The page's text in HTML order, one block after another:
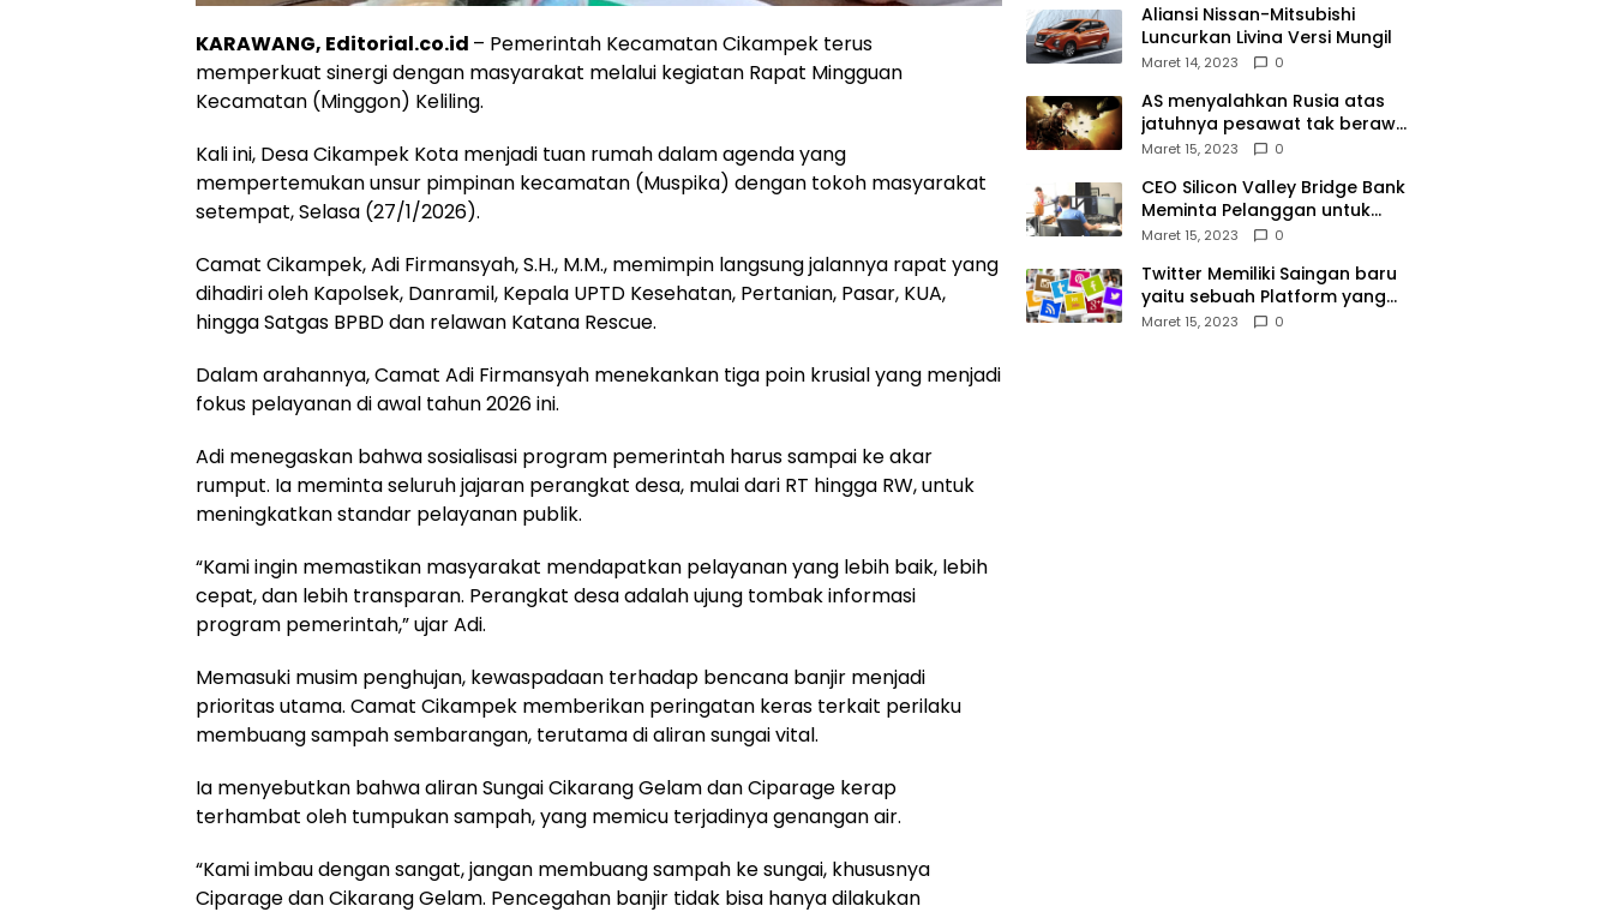
KARAWANG, Editorial.co.id – Pemerintah Kecamatan Cikampek terus
memperkuat sinergi dengan masyarakat melalui kegiatan Rapat Mingguan
Kecamatan (Minggon) Keliling.
Kali ini, Desa Cikampek Kota menjadi tuan rumah dalam agenda yang
mempertemukan unsur pimpinan kecamatan (Muspika) dengan tokoh masyarakat
setempat, Selasa (27/1/2026).
Camat Cikampek, Adi Firmansyah, S.H., M.M., memimpin langsung jalannya rapat yang
dihadiri oleh Kapolsek, Danramil, Kepala UPTD Kesehatan, Pertanian, Pasar, KUA,
hingga Satgas BPBD dan relawan Katana Rescue.
Dalam arahannya, Camat Adi Firmansyah menekankan tiga poin krusial yang menjadi
fokus pelayanan di awal tahun 2026 ini.
Adi menegaskan bahwa sosialisasi program pemerintah harus sampai ke akar
rumput. Ia meminta seluruh jajaran perangkat desa, mulai dari RT hingga RW, untuk
meningkatkan standar pelayanan publik.
“Kami ingin memastikan masyarakat mendapatkan pelayanan yang lebih baik, lebih
cepat, dan lebih transparan. Perangkat desa adalah ujung tombak informasi
program pemerintah,” ujar Adi.
Memasuki musim penghujan, kewaspadaan terhadap bencana banjir menjadi
prioritas utama. Camat Cikampek memberikan peringatan keras terkait perilaku
membuang sampah sembarangan, terutama di aliran sungai vital.
Ia menyebutkan bahwa aliran Sungai Cikarang Gelam dan Ciparage kerap
terhambat oleh tumpukan sampah, yang memicu terjadinya genangan air.
“Kami imbau dengan sangat, jangan membuang sampah ke sungai, khususnya
Ciparage dan Cikarang Gelam. Pencegahan banjir tidak bisa hanya dilakukan
Aliansi Nissan-Mitsubishi
Luncurkan Livina Versi Mungil
Maret 14, 2023 0
AS menyalahkan Rusia atas
jatuhnya pesawat tak berawak
di Laut Hitam, Moskow
Maret 15, 2023 0
CEO Silicon Valley Bridge Bank
Meminta Pelanggan untuk
menyetor ulang dana Mereka
Maret 15, 2023 0
Twitter Memiliki Saingan baru
yaitu sebuah Platform yang
dibuat oleh Meta
Maret 15, 2023 0